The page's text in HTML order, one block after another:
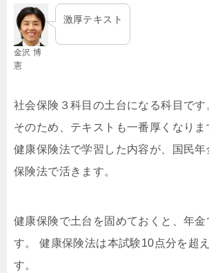
金沢 博
憲
激厚テキスト
社会保険３科目の土台になる科目です
そのため、テキストも一番厚くなりま
健康保険法で学習した内容が、国民年
保険法で活きます。
健康保険で土台を固めておくと、年金
す。健康保険法は本試験10点分を超
す。